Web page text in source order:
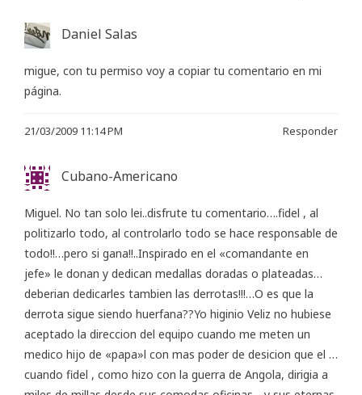
Daniel Salas
migue, con tu permiso voy a copiar tu comentario en mi
página.
21/03/2009 11:14 PM Responder
Cubano-Americano
Miguel. No tan solo lei..disfrute tu comentario….fidel , al
politizarlo todo, al controlarlo todo se hace responsable de
todo!!…pero si gana!!..Inspirado en el «comandante en
jefe» le donan y dedican medallas doradas o plateadas…
deberian dedicarles tambien las derrotas!!!…O es que la
derrota sigue siendo huerfana??Yo higinio Veliz no hubiese
aceptado la direccion del equipo cuando me meten un
medico hijo de «papa»l con mas poder de desicion que el …
cuando fidel , como hizo con la guerra de Angola, dirigia a